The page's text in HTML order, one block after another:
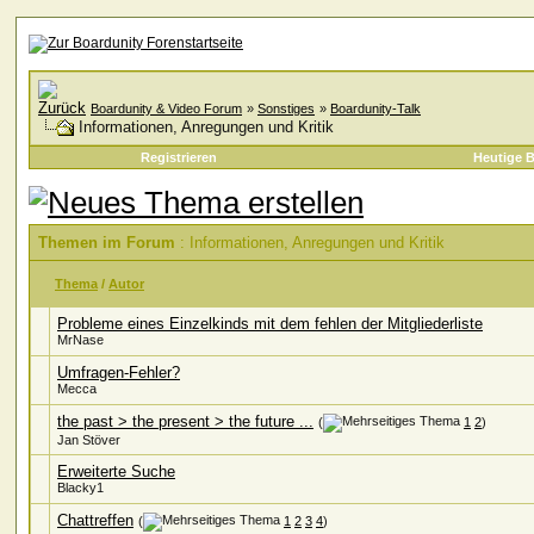
Boardunity & Video Forum » Sonstiges » Boardunity-Talk
Informationen, Anregungen und Kritik
Registrieren Heutige
Themen im Forum : Informationen, Anregungen und Kritik
Thema / Autor
Probleme eines Einzelkinds mit dem fehlen der Mitgliederliste
MrNase
Umfragen-Fehler?
Mecca
the past > the present > the future ... ( 1 2)
Jan Stöver
Erweiterte Suche
Blacky1
Chattreffen ( 1 2 3 4)